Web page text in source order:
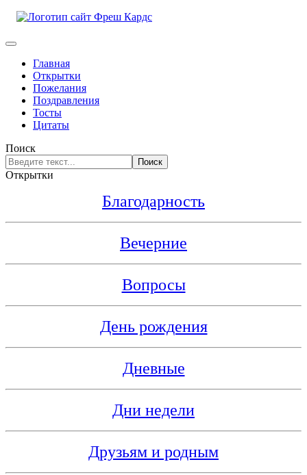
Главная
Открытки
Пожелания
Поздравления
Тосты
Цитаты
Поиск
Поиск
Открытки
Благодарность
Вечерние
Вопросы
День рождения
Дневные
Дни недели
Друзьям и родным